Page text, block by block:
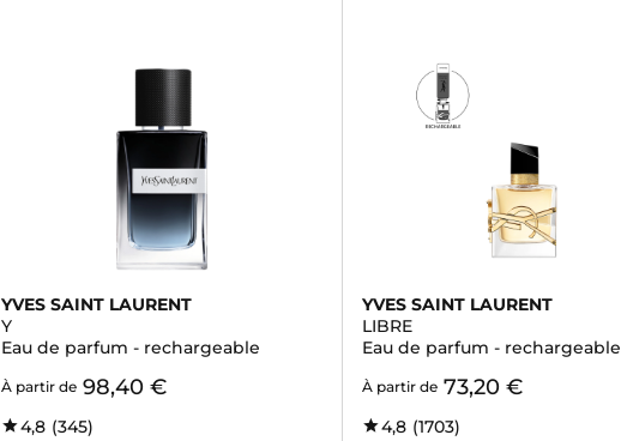
YVES SAINT LAURENT
Y
Eau de parfum - rechargeable
À partir de 98,40 €
4,8 (345)
YVES SAINT LAURENT
LIBRE
Eau de parfum - rechargeable
À partir de 73,20 €
4,8 (1703)